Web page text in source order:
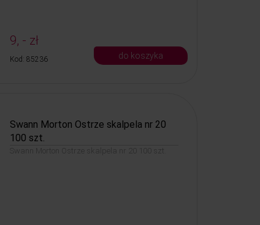
9, - zł
Kod: 85236 do koszyka
Swann Morton Ostrze skalpela nr 20
100 szt.
Swann Morton Ostrze skalpela nr 20 100 szt.